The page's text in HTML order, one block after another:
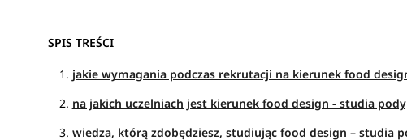
SPIS TREŚCI
jakie wymagania podczas rekrutacji na kierunek food
na jakich uczelniach jest kierunek food design - studia
wiedza, którą zdobędziesz, studiując food design – studia